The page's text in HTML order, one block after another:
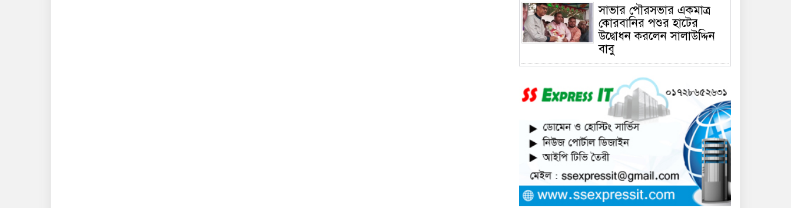
সাভার পৌরসভার একমাত্র
কোরবানির পশুর হাটের
উদ্বোধন করলেন সালাউদ্দিন
বাবু
সাভারে চাঁদার দাবীতে ব্যাবসা
প্রতিষ্ঠানে হামলা চালিয়ে তালা
ঝুলিয়ে দিয়েছে সন্ত্রাসীরা
সাভারে নারী উদ্যোক্তার
খামার ভাংচুর, ৫ লাখ টাকার
ক্ষয়ক্ষতি
উভয়পক্ষের সমঝোতায় ধর্মঘট
প্রত্যাহার করায় সাভারের
মুরগীর বাজার স্বাভাবিক